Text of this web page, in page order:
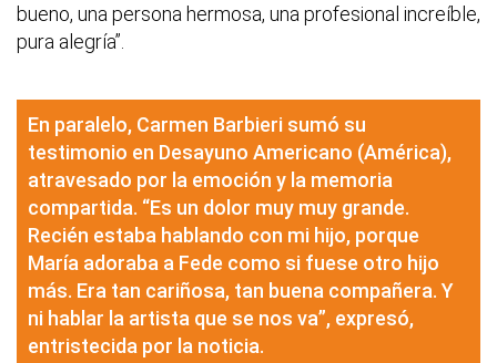
bueno, una persona hermosa, una profesional increíble,
pura alegría”.
En paralelo, Carmen Barbieri sumó su
testimonio en Desayuno Americano (América),
atravesado por la emoción y la memoria
compartida. “Es un dolor muy muy grande.
Recién estaba hablando con mi hijo, porque
María adoraba a Fede como si fuese otro hijo
más. Era tan cariñosa, tan buena compañera. Y
ni hablar la artista que se nos va”, expresó,
entristecida por la noticia.